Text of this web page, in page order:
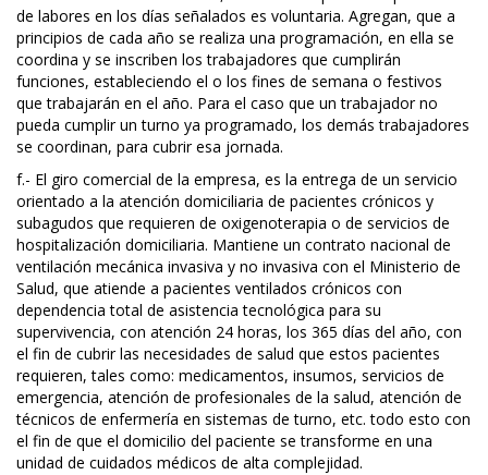
de labores en los días señalados es voluntaria. Agregan, que a
principios de cada año se realiza una programación, en ella se
coordina y se inscriben los trabajadores que cumplirán
funciones, estableciendo el o los fines de semana o festivos
que trabajarán en el año. Para el caso que un trabajador no
pueda cumplir un turno ya programado, los demás trabajadores
se coordinan, para cubrir esa jornada.
f.- El giro comercial de la empresa, es la entrega de un servicio
orientado a la atención domiciliaria de pacientes crónicos y
subagudos que requieren de oxigenoterapia o de servicios de
hospitalización domiciliaria. Mantiene un contrato nacional de
ventilación mecánica invasiva y no invasiva con el Ministerio de
Salud, que atiende a pacientes ventilados crónicos con
dependencia total de asistencia tecnológica para su
supervivencia, con atención 24 horas, los 365 días del año, con
el fin de cubrir las necesidades de salud que estos pacientes
requieren, tales como: medicamentos, insumos, servicios de
emergencia, atención de profesionales de la salud, atención de
técnicos de enfermería en sistemas de turno, etc. todo esto con
el fin de que el domicilio del paciente se transforme en una
unidad de cuidados médicos de alta complejidad.